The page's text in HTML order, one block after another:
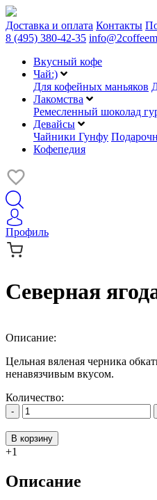
Доставка и оплата Контакты
8 (495) 380-42-35
Вкусный кофе
Чай:)
Для кофейных маньяков
Лакомства
Ремесленный шоколад
Девайсы
Чайники Гунфу
Кофепедия
Профиль
Северная
Описание:
Цельная вяленая черника
ненавязчивым вкусом.
Количество:
-
В корзину
+1
Описание